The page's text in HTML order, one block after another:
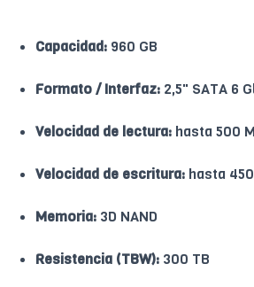
Capacidad: 960 GB
Formato / Interfaz: 2,5" SATA 6
Velocidad de lectura: hasta 500
Velocidad de escritura: hasta
Memoria: 3D NAND
Resistencia (TBW): 300 TB